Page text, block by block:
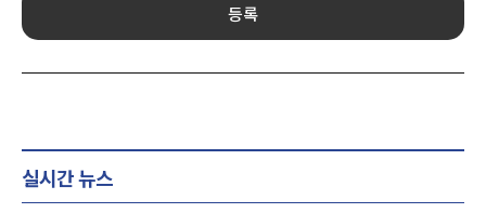
등록
실시간 뉴스